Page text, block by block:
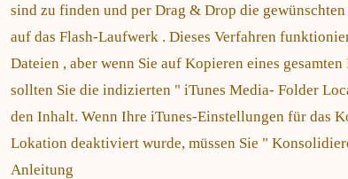
sind zu finden und per Drag & Drop die
auf das Flash-Laufwerk . Dieses Verfahren
Dateien , aber wenn Sie auf Kopieren eines
sollten Sie die indizierten " iTunes Media- Folder
den Inhalt. Wenn Ihre iTunes-Einstellungen für das
Lokation deaktiviert wurde, müssen Sie "
Anleitung